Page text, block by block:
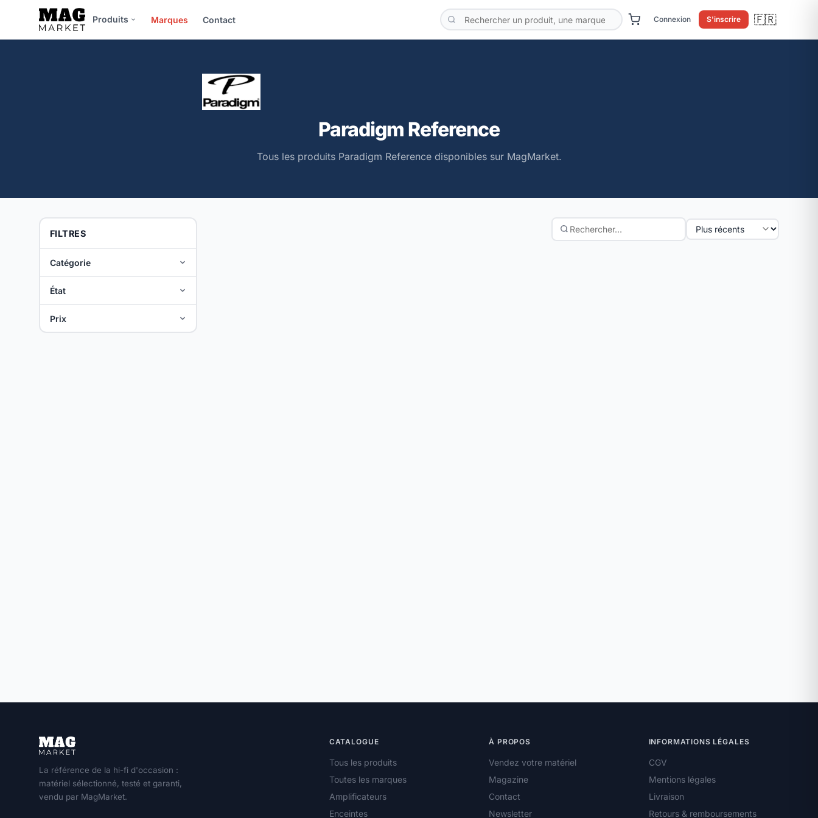
Produits Marques Contact Connexion S'inscrire 🇫🇷
Paradigm Reference
Tous les produits Paradigm Reference disponibles sur MagMarket.
FILTRES
Catégorie
État
Prix
La référence de la hi-fi d'occasion :
matériel sélectionné, testé et garanti,
vendu par MagMarket.
CATALOGUE
Tous les produits
Toutes les marques
Amplificateurs
Enceintes
À PROPOS
Vendez votre matériel
Magazine
Contact
Newsletter
INFORMATIONS LÉGALES
CGV
Mentions légales
Livraison
Retours & remboursements